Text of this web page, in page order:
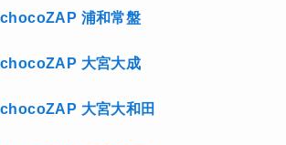
chocoZAP 浦和常盤
chocoZAP 大宮大成
chocoZAP 大宮大和田